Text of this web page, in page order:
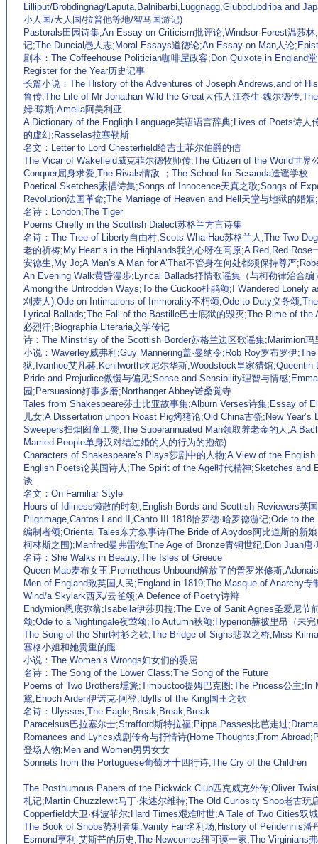
Lilliput/Brobdingnag/Laputa,Balnibarbi,Luggnagg,Glubbdubdriba and
小人国/大人国/拉普他等地/智马国游记)
Pastorals田园诗集;An Essay on Criticism批评论;Windsor Forest温莎
记;The Duncial愚人志;Moral Essays道德论;An Essay on Man人论
剧本：The Coffeehouse Politician咖啡屋政客;Don Quixote in England
Register for the Year历史记事
长篇小说：The History of the Adventures of Joseph Andrews,and of
鲁传;The Life of Mr Jonathan Wild the Great大伟人江奈生·魏尔德传
姆·琼斯;Amelia阿美利亚
A Dictionary of the Engligh Language英语语言辞典;Lives of Poets诗人
的虚幻;Rasselas拉塞勒斯
名文：Letter to Lord Chesterfield给吉士菲尔伯爵的信
The Vicar of Wakefield威克菲尔德牧师传;The Citizen of the World世界
Conquer屈身求爱;The Rivals情敌 ；The School for Scsanda造谣学校
Poetical Sketches素描诗集;Songs of Innocence天真之歌;Songs of
Revolution法国革命;The Marriage of Heaven and Hell天堂与地狱的婚
名诗：London;The Tiger
Poems Chiefly in the Scottish Dialect苏格兰方言诗集
名诗：The Tree of Liberty自由村;Scots Wha-Hae苏格兰人;The Two
老的祈祷;My Heart’s in the Highlands我的心呀在高原;A Red,Red Rose
安德生,My Jo;A Man’s A Man for A’That不管身在何处都须保持尊严
An Evening Walk黄昏漫步;Lyrical Ballads抒情歌谣集（与柯勒律治合
Among the Untrodden Ways;To the Cuckoo杜鹃颂;I Wandered Lonely
刈麦人);Ode on Intimations of Immorality不朽颂;Ode to Duty义务颂
Lyrical Ballads;The Fall of the Bastille巴士底狱的毁灭;The Rime of the
必烈汗;Biographia Literaria文学传记
诗：The Minstrlsy of the Scottish Border苏格兰边区歌谣集;Marimion
小说：Waverley威弗利;Guy Mannering盖·曼纳令;Rob Roy罗布罗伊
狱;Ivanhoe艾凡赫;Kenilworth坎尼尔华斯;Woodstock皇家猎馆;Queentin
Pride and Prejudice傲慢与偏见;Sense and Sensibility理智与情感
园;Persuasion好事多磨;Northanger Abbey诺桑觉寺
Tales from Shakespeare莎士比亚故事集;Alburn Verses诗集;Essay of
儿女;A Dissertation unpon Roast Pig烤猪论;Old China古瓷;New
Sweepers扫烟囱童工赞;The Superannuated Man领取养老金的人;A
Married People单身汉对结过婚的人的行为的抱怨)
Characters of Shakespeare’s Plays莎剧中的人物;A View of the
English Poets论英国诗人;The Spirit of the Age时代精神;Sketches and
谈
名文：On Familiar Style
Hours of Idliness懒散的时刻;English Bords and Scottish Reviewers英
Pilgrimage,Cantos I and II,Canto III 1818恰罗德·哈罗德游记;Ode to
编制者颂;Oriental Tales东方叙事诗(The Bride of Abydos阿比道斯的新
柯林斯之围);Manfred曼弗雷德;The Age of Bronze青铜世纪;Don Juan唐·
名诗：She Walks in Beauty;The Isles of Greece
Queen Mab麦布女王;Prometheus Unbound解放了的普罗米修斯
Men of England致英国人民;England in 1819;The Masque of Anarchy
Wind/a Skylark西风/云雀颂;A Defence of Poetry诗辩
Endymion恩底弥翁;Isabella伊莎贝拉;The Eve of Sanit Agnes圣爱尼节
颂;Ode to a Nightingale夜莺颂;To Autumn秋颂;Hyperion赫披里昂（未完
The Song of the Shirt衬衫之歌;The Bridge of Sighs悲叹之桥;Miss
塞格小姐和她贵重的腿
小说：The Women’s Wrongs妇女们的委屈
名诗：The Song of the Lower Class;The Song of the Future
Poems of Two Brothers壎篪;Timbuctoo提姆巴克图;The Pricess公主;In
黛;Enoch Arden伊诺克·阿登;Idylls of the King国王之歌
名诗：Ulysses;The Eagle;Break,Break,Break
Paracelsus巴拉塞尔士;Strafford斯特拉福;Pippa Passes比芭走过
Romances and Lyrics戏剧传奇与抒情诗(Home Thoughts;From
登场人物;Men and Women男男女女
Sonnets from the Portuguese葡萄牙十四行诗;The Cry of the Children
The Posthumous Papers of the Pickwick Club匹克威克外传;Oliver
札记;Martin Chuzzlewit马丁·朱述尔维特;The Old Curiosity Shop老古玩
Copperfield大卫·科波菲尔;Hard Times艰难时世;A Tale of Two Cities双
The Book of Snobs势利者集;Vanity Fair名利场;History of Pendennis潘
Esmond亨利·艾斯芒的历史;The Newcomes纽可谟一家;The Virginians